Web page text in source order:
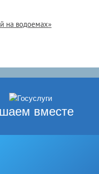
на водоемах»
вместе